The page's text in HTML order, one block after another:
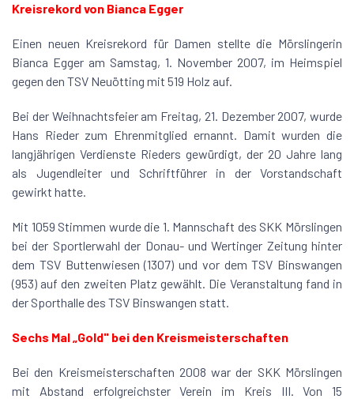
Kreisrekord von Bianca Egger
Einen neuen Kreisrekord für Damen stellte die Mörslingerin
Bianca Egger am Samstag, 1. November 2007, im Heimspiel
gegen den TSV Neuötting mit 519 Holz auf.
Bei der Weihnachtsfeier am Freitag, 21. Dezember 2007, wurde
Hans Rieder zum Ehrenmitglied ernannt. Damit wurden die
langjährigen Verdienste Rieders gewürdigt, der 20 Jahre lang
als Jugendleiter und Schriftführer in der Vorstandschaft
gewirkt hatte.
Mit 1059 Stimmen wurde die 1. Mannschaft des SKK Mörslingen
bei der Sportlerwahl der Donau- und Wertinger Zeitung hinter
dem TSV Buttenwiesen (1307) und vor dem TSV Binswangen
(953) auf den zweiten Platz gewählt. Die Veranstaltung fand in
der Sporthalle des TSV Binswangen statt.
Sechs Mal „Gold" bei den Kreismeisterschaften
Bei den Kreismeisterschaften 2008 war der SKK Mörslingen
mit Abstand erfolgreichster Verein im Kreis III. Von 15